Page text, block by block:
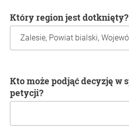
Który region jest dotknięty?
Kto może podjąć decyzję w sprawie Twojej
petycji?